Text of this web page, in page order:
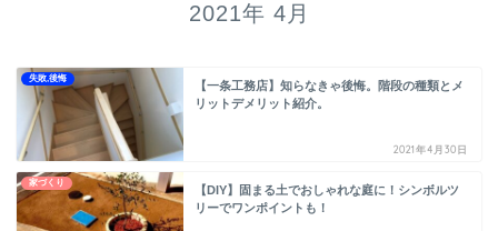
2021年 4月
失敗,後悔
【一条工務店】知らなきゃ後悔。階段の種類とメ
リットデメリット紹介。
2021年4月30日
家づくり
【DIY】固まる土でおしゃれな庭に！シンボルツ
リーでワンポイントも！